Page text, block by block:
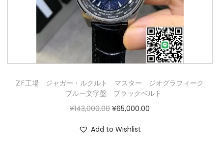
ZF工場 ジャガー・ルクルト マスター ジオグラフィーク
ブルー文字盤 ブラックベルト
¥143,000.00 ¥65,000.00
Add to Wishlist